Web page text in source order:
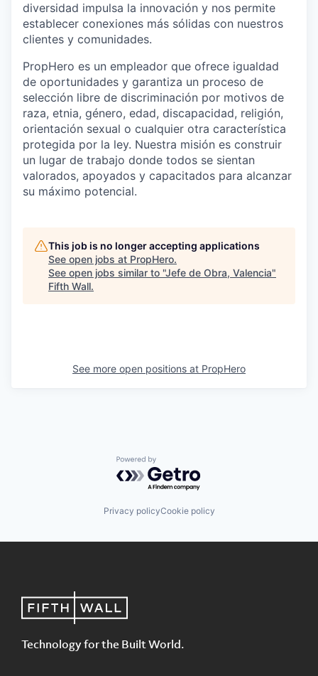
diversidad impulsa la innovación y nos permite
establecer conexiones más sólidas con nuestros
clientes y comunidades.
PropHero es un empleador que ofrece igualdad
de oportunidades y garantiza un proceso de
selección libre de discriminación por motivos de
raza, etnia, género, edad, discapacidad, religión,
orientación sexual o cualquier otra característica
protegida por la ley. Nuestra misión es construir
un lugar de trabajo donde todos se sientan
valorados, apoyados y capacitados para alcanzar
su máximo potencial.
This job is no longer accepting applications
See open jobs at PropHero.
See open jobs similar to "Jefe de Obra, Valencia"
Fifth Wall.
See more open positions at PropHero
Powered by Getro.com
Privacy policyCookie policy
Technology for the Built World.